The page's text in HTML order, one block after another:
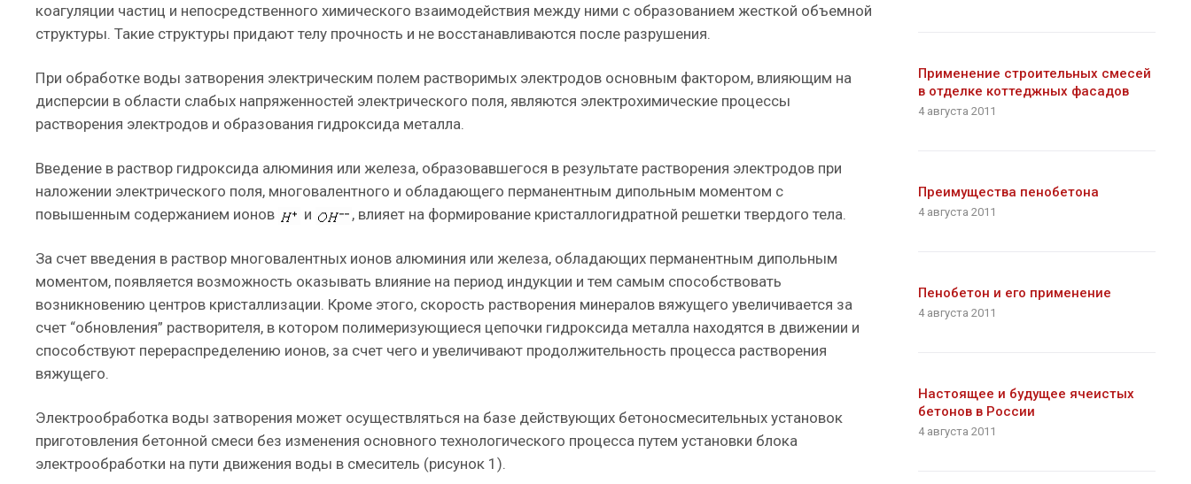
коагуляции частиц и непосредственного химического взаимодействия между ними с образованием жесткой объемной
структуры. Такие структуры придают телу прочность и не восстанавливаются после разрушения.
При обработке воды затворения электрическим полем растворимых электродов основным фактором, влияющим на
дисперсии в области слабых напряженностей электрического поля, являются электрохимические процессы
растворения электродов и образования гидроксида металла.
Введение в раствор гидроксида алюминия или железа, образовавшегося в результате растворения электродов при
наложении электрического поля, многовалентного и обладающего перманентным дипольным моментом с
повышенным содержанием ионов
и , влияет на формирование кристаллогидратной решетки твердого тела.
За счет введения в раствор многовалентных ионов алюминия или железа, обладающих перманентным дипольным
моментом, появляется возможность оказывать влияние на период индукции и тем самым способствовать
возникновению центров кристаллизации. Кроме этого, скорость растворения минералов вяжущего увеличивается за
счет “обновления” растворителя, в котором полимеризующиеся цепочки гидроксида металла находятся в движении и
способствуют перераспределению ионов, за счет чего и увеличивают продолжительность процесса растворения
вяжущего.
Электрообработка воды затворения может осуществляться на базе действующих бетоносмесительных установок
приготовления бетонной смеси без изменения основного технологического процесса путем установки блока
электрообработки на пути движения воды в смеситель (рисунок 1).
Применение строительных смесей
в отделке коттеджных фасадов
4 августа 2011
Преимущества пенобетона
4 августа 2011
Пенобетон и его применение
4 августа 2011
Настоящее и будущее ячеистых
бетонов в России
4 августа 2011